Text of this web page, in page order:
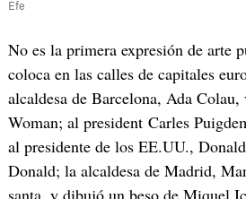
Efe
No es la primera expresión de arte
coloca en las calles de capitales
alcaldesa de Barcelona, Ada Colau,
Woman; al president Carles
al presidente de los EE.UU.,
Donald; la alcaldesa de Madrid,
santa, y dibujó un beso de Miquel